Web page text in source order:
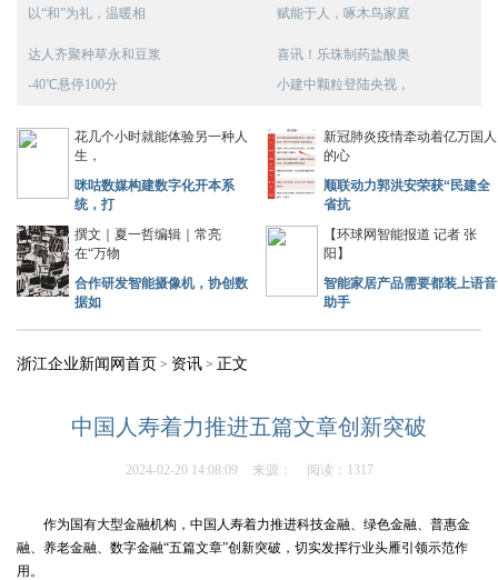
以“和”为礼，温暖相
赋能于人，啄木鸟家庭
达人齐聚种草永和豆浆
-40℃悬停100分
喜讯！乐珠制药盐酸奥
小建中颗粒登陆央视，
花几个小时就能体验另一种人
生，
咪咕数媒构建数字化开本系
统，打
新冠肺炎疫情牵动着亿万国人
的心
顺联动力郭洪安荣获“民建全
省抗
撰文｜夏一哲编辑｜常亮
在“万物
合作研发智能摄像机，协创数
据如
【环球网智能报道 记者 张
阳】
智能家居产品需要都装上语音
助手
浙江企业新闻网首页 > 资讯 > 正文
中国人寿着力推进五篇文章创新突破
2024-02-20 14:08:09 来源： 阅读：1317
作为国有大型金融机构，中国人寿着力推进科技金融、绿色金融、普惠金
融、养老金融、数字金融“五篇文章”创新突破，切实发挥行业头雁引领示范作
用。